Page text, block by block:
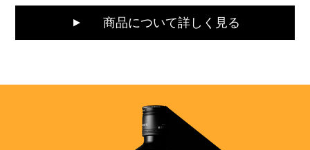
商品について詳しく見る